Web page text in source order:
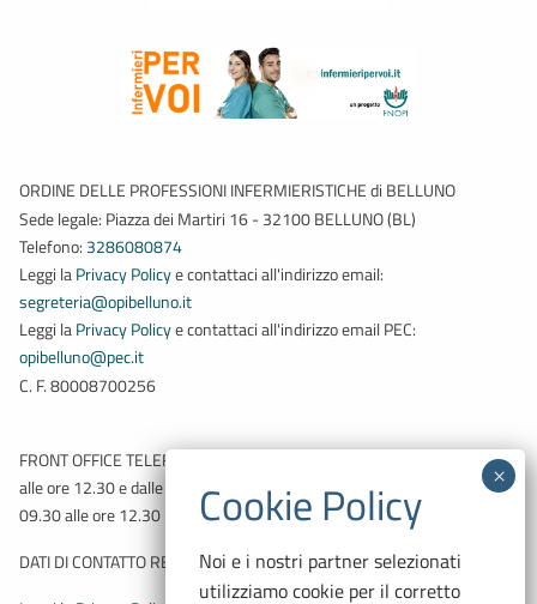
ORDINE DELLE PROFESSIONI INFERMIERISTICHE di BELLUNO
Sede legale: Piazza dei Martiri 16 - 32100 BELLUNO (BL)
Telefono: 3286080874
Leggi laPrivacy Policye contattaci all'indirizzo email:
segreteria@opibelluno.it
Leggi laPrivacy Policye contattaci all'indirizzo email PEC:
opibelluno@pec.it
C. F. 80008700256
FRONT OFFICE TELEFONICO: Martedì e Giovedì dalle ore 09.30
alle ore 12.30 e dalle ore 14.00 alle ore 17.00 – Venerdì dalle ore
09.30 alle ore 12.30
DATI DI CONTATTO RESPONSABILE PROTEZIONE DATI:
Noi e i nostri partner selezionati
utilizziamo cookie per il corretto